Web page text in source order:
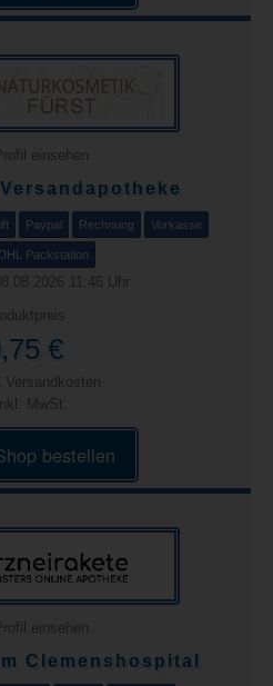
einsehen
Paypal Rechnung Vorkasse
DHL Packstation
11:46 Uhr
€
Versandkosten
MwSt.
bestellen
einsehen
Clemenshospital